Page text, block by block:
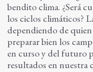
bendito clima. ¿Será
los ciclos climáticos?
dependiendo de
preparar bien los
en curso y del futuro
resultados en nuestra